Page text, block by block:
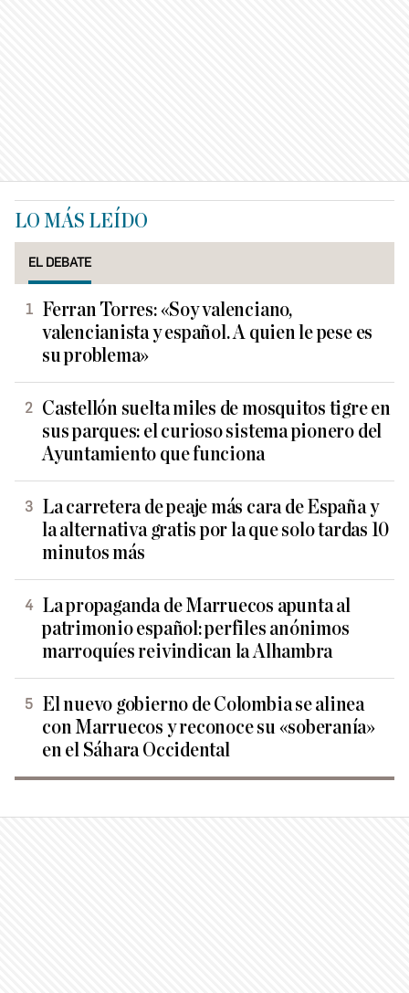
LO MÁS LEÍDO
EL DEBATE
Ferran Torres: «Soy valenciano,
valencianista y español. A quien le pese es
su problema»
Castellón suelta miles de mosquitos tigre en
sus parques: el curioso sistema pionero del
Ayuntamiento que funciona
La carretera de peaje más cara de España y
la alternativa gratis por la que solo tardas 10
minutos más
La propaganda de Marruecos apunta al
patrimonio español: perfiles anónimos
marroquíes reivindican la Alhambra
El nuevo gobierno de Colombia se alinea
con Marruecos y reconoce su «soberanía»
en el Sáhara Occidental